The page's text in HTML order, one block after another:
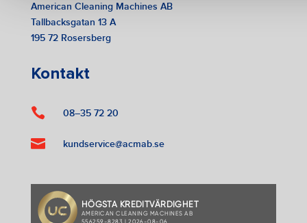
American Cleaning Machines AB
Tallbacksgatan 13 A
195 72 Rosersberg
Kontakt
 08–35 72 20
 kundservice@acmab.se